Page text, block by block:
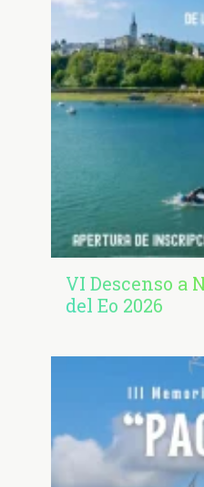
VI Descenso a
del Eo 2026